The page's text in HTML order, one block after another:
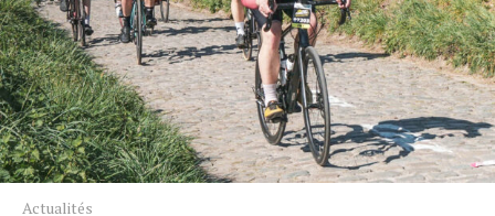
Actualités